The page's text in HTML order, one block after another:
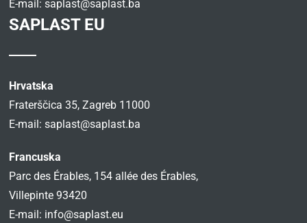
E-mail:saplast@saplast.ba
SAPLAST EU
Hrvatska
Fraterščica 35, Zagreb 11000
E-mail:saplast@saplast.ba
Francuska
Parc des Érables, 154 allée des Érables,
Villepinte 93420
E-mail: info@saplast.eu